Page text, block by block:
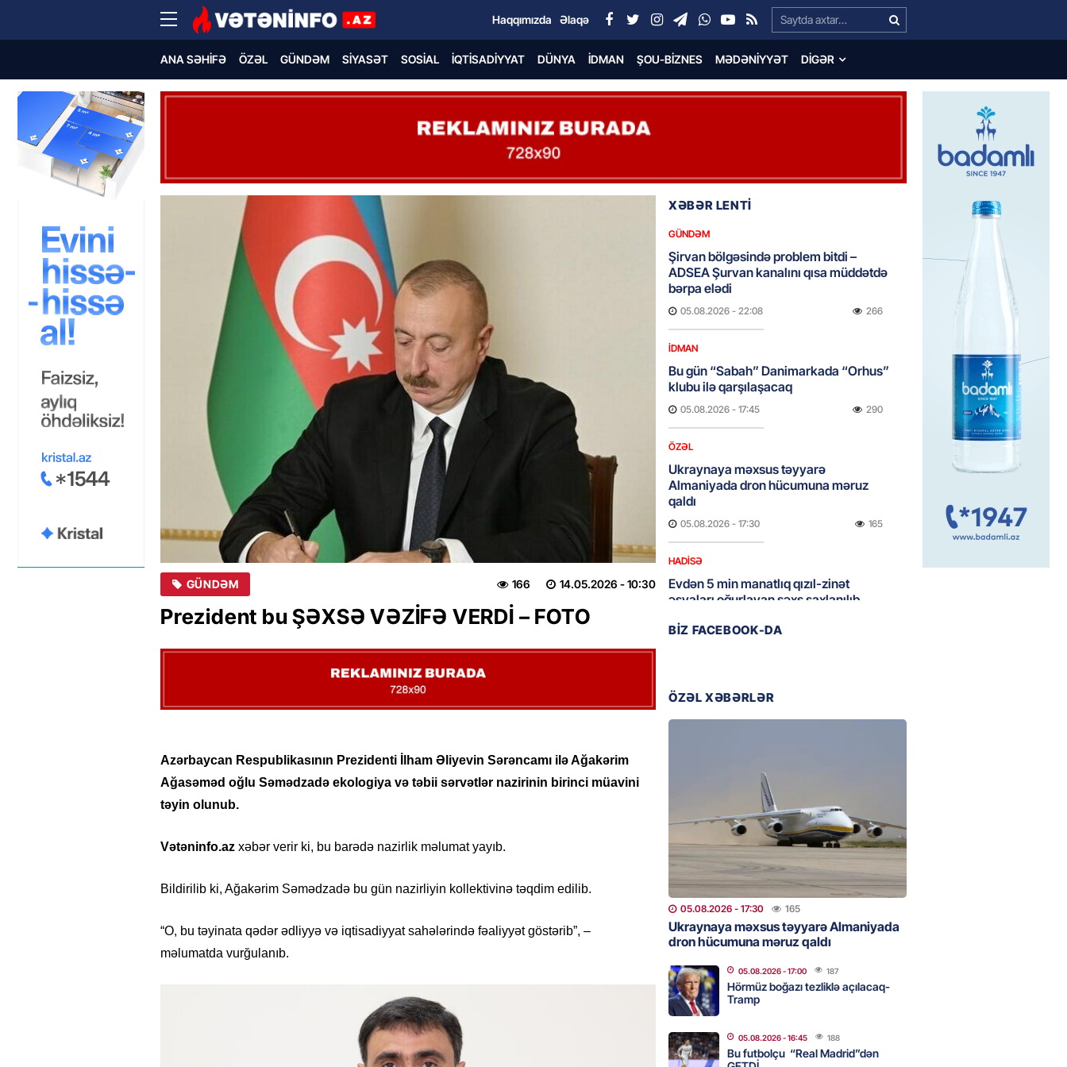
Search…
Haqqımızda Əlaqə
ANA SƏHIFƏ ÖZƏL GÜNDƏM SIYASƏT SOSIAL İQTISADIYYAT DÜNYA İDMAN ŞOU-BIZNES MƏDƏNIYYƏT DIGƏR
GÜNDƏM 14.05.2026 - 10:30
166
Prezident bu ŞƏXSƏ VƏZİFƏ VERDİ – FOTO
Azərbaycan Respublikasının Prezidenti İlham Əliyevin Sərəncamı ilə Ağakərim
Ağasəməd oğlu Səmədzadə ekologiya və təbii sərvətlər nazirinin birinci müavini
təyin olunub.
Vətəninfo.az xəbər verir ki, bu barədə nazirlik məlumat yayıb.
Bildirilib ki, Ağakərim Səmədzadə bu gün nazirliyin kollektivinə təqdim edilib.
“O, bu təyinata qədər ədliyyə və iqtisadiyyat sahələrində fəaliyyət göstərib”, –
məlumatda vurğulanıb.
XƏBƏR LENTİ
GÜNDƏM
Şirvan bölgəsində problem bitdi –
ADSEA Şurvan kanalını qısa müddətdə
bərpa elədi
05.08.2026 - 22:08 266
İDMAN
Bu gün “Sabah” Danimarkada “Orhus”
klubu ilə qarşılaşacaq
05.08.2026 - 17:45 290
ÖZƏL
Ukraynaya məxsus təyyarə
Almaniyada dron hücumuna məruz
qaldı
05.08.2026 - 17:30 165
HADISƏ
Evdən 5 min manatlıq qızıl-zinət
əşyaları oğurlayan şəxs saxlanılıb
05.08.2026- 17:00
buraxılış həcmini üç dəfəyə yaxın
05.08.2026- 16:59 187
İDMAN
Bu futbolçu “Real Madrid”dən GETDİ
05.08.2026- 16:45 188
DÜNYA
Türkiyə HHQ-nin ilk qadın generalı oldu
05.08.2026- 16:30 190
Metroya və universitetlərə yaxın ev
axtaranların diqqətinə: Kirayə
BIZ FACEBOOK-DA
ÖZƏL XƏBƏRLƏR
05.08.2026 - 17:30 165
Ukraynaya məxsus təyyarə Almaniyada
dron hücumuna məruz qaldı
05.08.2026- 17:00 187
Hörmüz boğazı tezliklə açılacaq-
Tramp
05.08.2026- 16:45 188
Bu futbolçu “Real Madrid”dən